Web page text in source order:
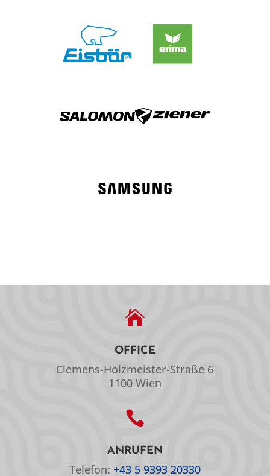

OFFICE
Clemens-Holzmeister-Straße 6
1100 Wien

ANRUFEN
Telefon: +43 5 9393 20330